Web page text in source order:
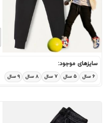
سایزهای موجود:
۶ سال ۵ سال ۷ سال ۸ سال ۹ سال